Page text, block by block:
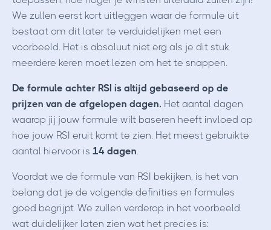
We zullen eerst kort uitleggen waar de formule uit
bestaat om dit later te verduidelijken met een
voorbeeld. Het is absoluut niet erg als je dit stuk
meerdere keren moet lezen om het te snappen.
De formule achter RSI is altijd gebaseerd op de
prijzen van de afgelopen dagen. Het aantal dagen
waarop jij jouw formule wilt baseren heeft invloed op
hoe jouw RSI eruit komt te zien. Het meest gebruikte
aantal hiervoor is 14 dagen.
Voordat we de formule van RSI bekijken, is het van
belang dat je de volgende definities en formules
goed begrijpt. We zullen verderop in het voorbeeld
wat duidelijker laten zien wat het precies is: